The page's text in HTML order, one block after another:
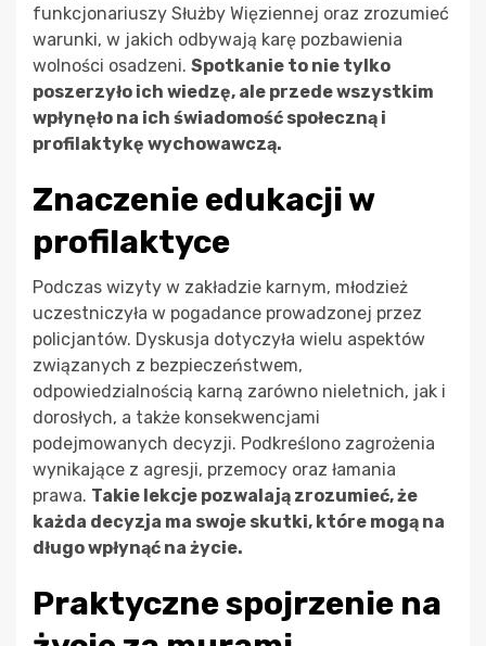
funkcjonariuszy Służby Więziennej oraz zrozumieć
warunki, w jakich odbywają karę pozbawienia
wolności osadzeni. Spotkanie to nie tylko
poszerzyło ich wiedzę, ale przede wszystkim
wpłynęło na ich świadomość społeczną i
profilaktykę wychowawczą.
Znaczenie edukacji w
profilaktyce
Podczas wizyty w zakładzie karnym, młodzież
uczestniczyła w pogadance prowadzonej przez
policjantów. Dyskusja dotyczyła wielu aspektów
związanych z bezpieczeństwem,
odpowiedzialnością karną zarówno nieletnich, jak i
dorosłych, a także konsekwencjami
podejmowanych decyzji. Podkreślono zagrożenia
wynikające z agresji, przemocy oraz łamania
prawa. Takie lekcje pozwalają zrozumieć, że
każda decyzja ma swoje skutki, które mogą na
długo wpłynąć na życie.
Praktyczne spojrzenie na